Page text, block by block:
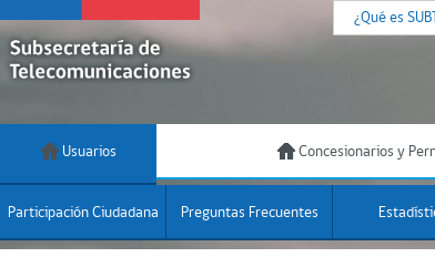
¿Qué es
Usuarios Concesionarios y
Participación Ciudadana Preguntas Frecuentes